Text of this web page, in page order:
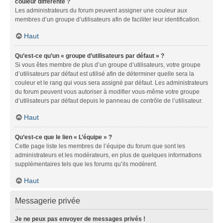
couleur différente ?
Les administrateurs du forum peuvent assigner une couleur aux
membres d’un groupe d’utilisateurs afin de faciliter leur identification.
Haut
Qu’est-ce qu’un « groupe d’utilisateurs par défaut » ?
Si vous êtes membre de plus d’un groupe d’utilisateurs, votre groupe
d’utilisateurs par défaut est utilisé afin de déterminer quelle sera la
couleur et le rang qui vous sera assigné par défaut. Les administrateurs
du forum peuvent vous autoriser à modifier vous-même votre groupe
d’utilisateurs par défaut depuis le panneau de contrôle de l’utilisateur.
Haut
Qu’est-ce que le lien « L’équipe » ?
Cette page liste les membres de l’équipe du forum que sont les
administrateurs et les modérateurs, en plus de quelques informations
supplémentaires tels que les forums qu’ils modèrent.
Haut
Messagerie privée
Je ne peux pas envoyer de messages privés !